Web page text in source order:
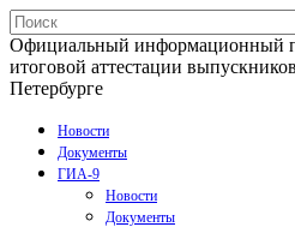
Официальный информационный
итоговой аттестации
Петербурге
Новости
Документы
ГИА-9
Новости
Документы